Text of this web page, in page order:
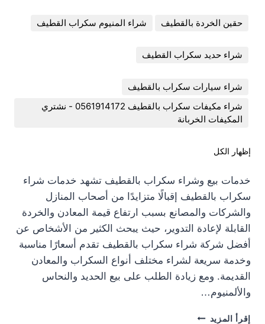
حقين الخردة بالقطيف شراء المنيوم سكراب القطيف
شراء حديد سكراب القطيف
شراء سيارات سكراب بالقطيف
شراء مكيفات سكراب بالقطيف 0561914172 - نشتري
المكيفات الخربانة
إظهار الكل
خدمات بيع وشراء سكراب بالقطيف تشهد خدمات شراء
سكراب بالقطيف إقبالًا متزايدًا من أصحاب المنازل
والشركات والمصانع بسبب ارتفاع قيمة المعادن والخردة
القابلة لإعادة التدوير، حيث يبحث الكثير من الأشخاص عن
أفضل شركة شراء سكراب بالقطيف تقدم أسعارًا مناسبة
وخدمة سريعة لشراء مختلف أنواع السكراب والمعادن
القديمة. ومع زيادة الطلب على بيع الحديد والنحاس
والألمنيوم…
إقرأ المزيد شراء